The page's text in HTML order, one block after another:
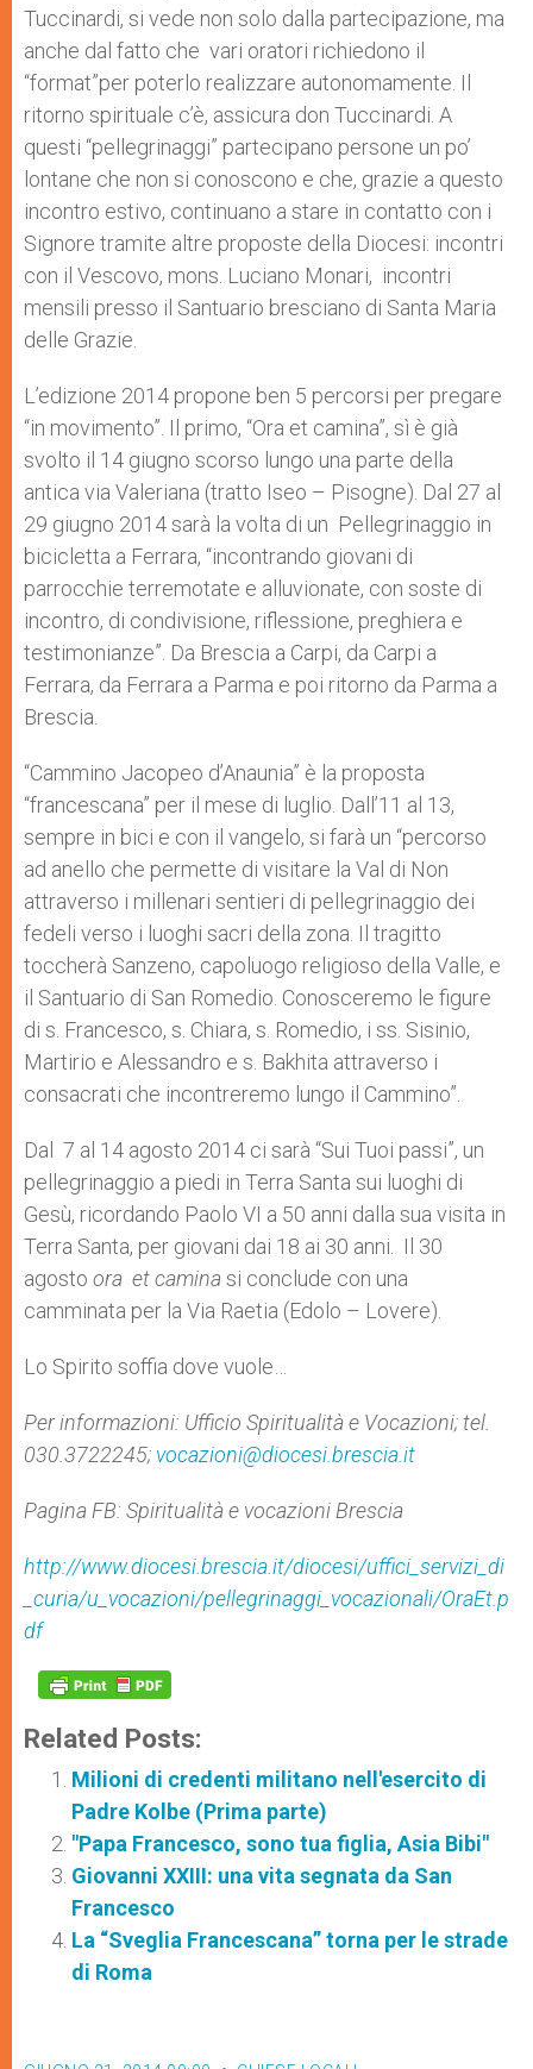
Tuccinardi, si vede non solo dalla partecipazione, ma
anche dal fatto che vari oratori richiedono il
“format”per poterlo realizzare autonomamente. Il
ritorno spirituale c’è, assicura don Tuccinardi. A
questi “pellegrinaggi” partecipano persone un po’
lontane che non si conoscono e che, grazie a questo
incontro estivo, continuano a stare in contatto con i
Signore tramite altre proposte della Diocesi: incontri
con il Vescovo, mons. Luciano Monari, incontri
mensili presso il Santuario bresciano di Santa Maria
delle Grazie.
L’edizione 2014 propone ben 5 percorsi per pregare
“in movimento”. Il primo, “Ora et camina”, sì è già
svolto il 14 giugno scorso lungo una parte della
antica via Valeriana (tratto Iseo – Pisogne). Dal 27 al
29 giugno 2014 sarà la volta di un Pellegrinaggio in
bicicletta a Ferrara, “incontrando giovani di
parrocchie terremotate e alluvionate, con soste di
incontro, di condivisione, riflessione, preghiera e
testimonianze”. Da Brescia a Carpi, da Carpi a
Ferrara, da Ferrara a Parma e poi ritorno da Parma a
Brescia.
“Cammino Jacopeo d’Anaunia” è la proposta
“francescana” per il mese di luglio. Dall’11 al 13,
sempre in bici e con il vangelo, si farà un “percorso
ad anello che permette di visitare la Val di Non
attraverso i millenari sentieri di pellegrinaggio dei
fedeli verso i luoghi sacri della zona. Il tragitto
toccherà Sanzeno, capoluogo religioso della Valle, e
il Santuario di San Romedio. Conosceremo le figure
di s. Francesco, s. Chiara, s. Romedio, i ss. Sisinio,
Martirio e Alessandro e s. Bakhita attraverso i
consacrati che incontreremo lungo il Cammino”.
Dal 7 al 14 agosto 2014 ci sarà “Sui Tuoi passi”, un
pellegrinaggio a piedi in Terra Santa sui luoghi di
Gesù, ricordando Paolo VI a 50 anni dalla sua visita in
Terra Santa, per giovani dai 18 ai 30 anni. Il 30
agosto ora et caminasi conclude con una
camminata per la Via Raetia (Edolo – Lovere).
Lo Spirito soffia dove vuole…
Per informazioni: Ufficio Spiritualità e Vocazioni; tel.
030.3722245; vocazioni@diocesi.brescia.it
Pagina FB: Spiritualità e vocazioni Brescia
http://www.diocesi.brescia.it/diocesi/uffici_servizi_di
_curia/u_vocazioni/pellegrinaggi_vocazionali/OraEt.p
df
Related Posts:
Milioni di credenti militano nell'esercito di
Padre Kolbe (Prima parte)
"Papa Francesco, sono tua figlia, Asia Bibi"
Giovanni XXIII: una vita segnata da San
Francesco
La “Sveglia Francescana” torna per le strade
di Roma